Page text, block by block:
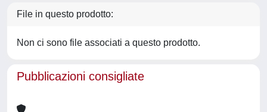
File in questo prodotto:
Non ci sono file associati a questo prodotto.
Pubblicazioni consigliate